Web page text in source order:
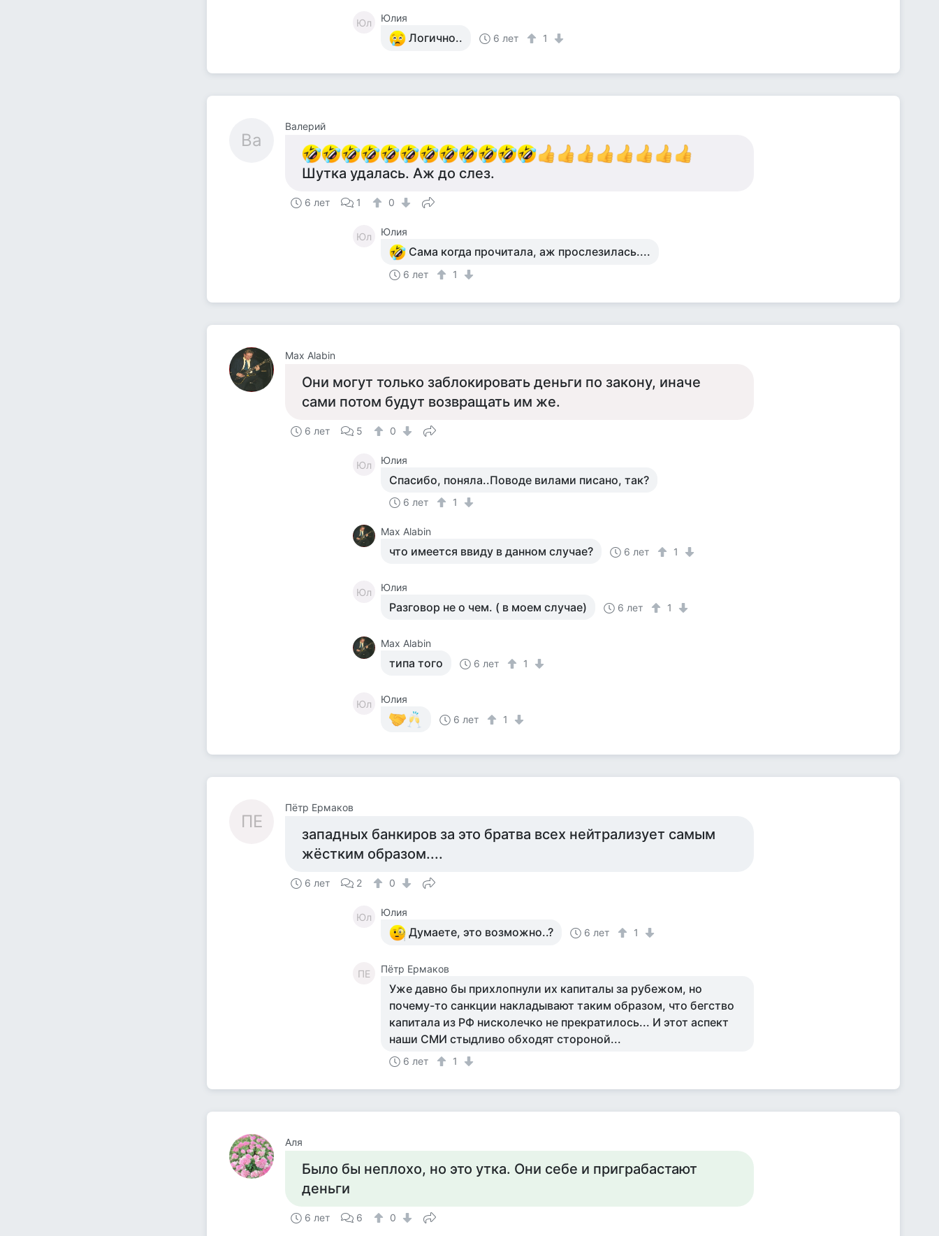
Юл Юлия
Логично.. 6 лет 1
Ва
Валерий
Шутка удалась. Аж до слез.
6 лет 1 0
Юл Юлия
Сама когда прочитала, аж прослезилась....
6 лет 1
Max Alabin
Они могут только заблокировать деньги по закону, иначе
сами потом будут возвращать им же.
6 лет 5 0
Юл Юлия
Спасибо, поняла..Поводе вилами писано, так?
6 лет 1
Max Alabin
что имеется ввиду в данном случае? 6 лет 1
Юл Юлия
Разговор не о чем. ( в моем случае) 6 лет 1
Max Alabin
типа того 6 лет 1
Юл
Юлия
6 лет
1
ПЕ
Пётр Ермаков
западных банкиров за это братва всех нейтрализует самым
жёстким образом....
6 лет 2 0
Юл Юлия
Думаете, это возможно..? 6 лет 1
ПЕ Пётр Ермаков
Уже давно бы прихлопнули их капиталы за рубежом, но
почему-то санкции накладывают таким образом, что бегство
капитала из РФ нисколечко не прекратилось... И этот аспект
наши СМИ стыдливо обходят стороной...
6 лет 1
Аля
Было бы неплохо, но это утка. Они себе и приграбастают
деньги
6 лет 6 0